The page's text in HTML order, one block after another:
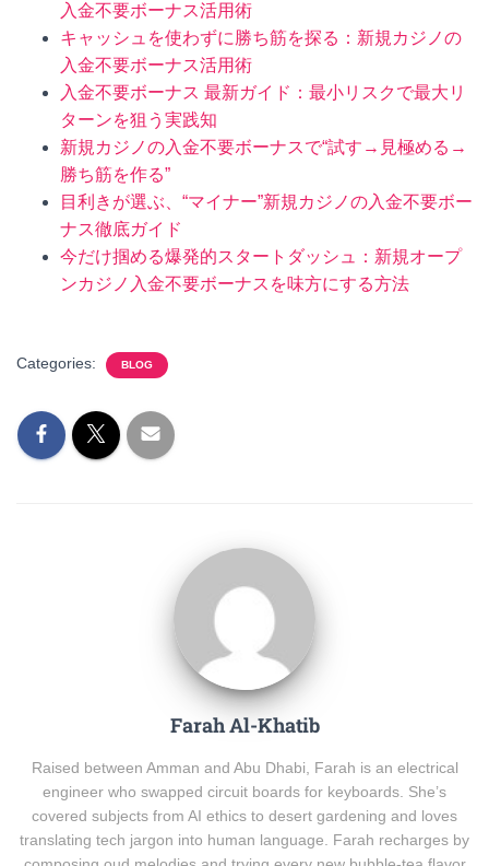
入金不要ボーナス活用術
キャッシュを使わずに勝ち筋を探る：新規カジノの
入金不要ボーナス活用術
入金不要ボーナス 最新ガイド：最小リスクで最大リ
ターンを狙う実践知
新規カジノの入金不要ボーナスで“試す→見極める→
勝ち筋を作る”
目利きが選ぶ、“マイナー”新規カジノの入金不要ボー
ナス徹底ガイド
今だけ掴める爆発的スタートダッシュ：新規オープ
ンカジノ入金不要ボーナスを味方にする方法
Categories: BLOG
Farah Al-Khatib
Raised between Amman and Abu Dhabi, Farah is an electrical
engineer who swapped circuit boards for keyboards. She’s
covered subjects from AI ethics to desert gardening and loves
translating tech jargon into human language. Farah recharges by